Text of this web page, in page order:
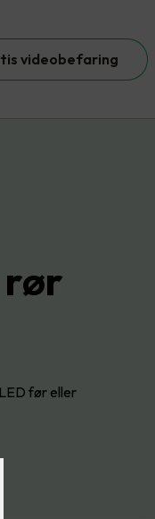
videobefaring
rør
før eller